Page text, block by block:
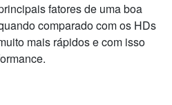
fatores de uma boa
comparado com os HDs
mais rápidos e com isso